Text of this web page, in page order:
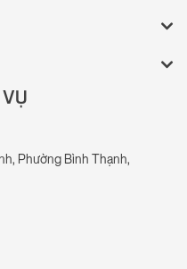
Phường Bình Thạnh,